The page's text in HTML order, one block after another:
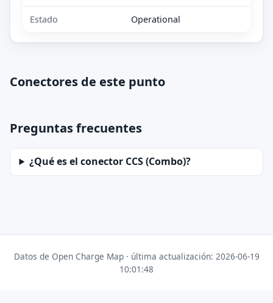
Estado Operational
Conectores de este punto
Preguntas frecuentes
¿Qué es el conector CCS (Combo)?
Datos de Open Charge Map · última actualización: 2026-06-19
10:01:48